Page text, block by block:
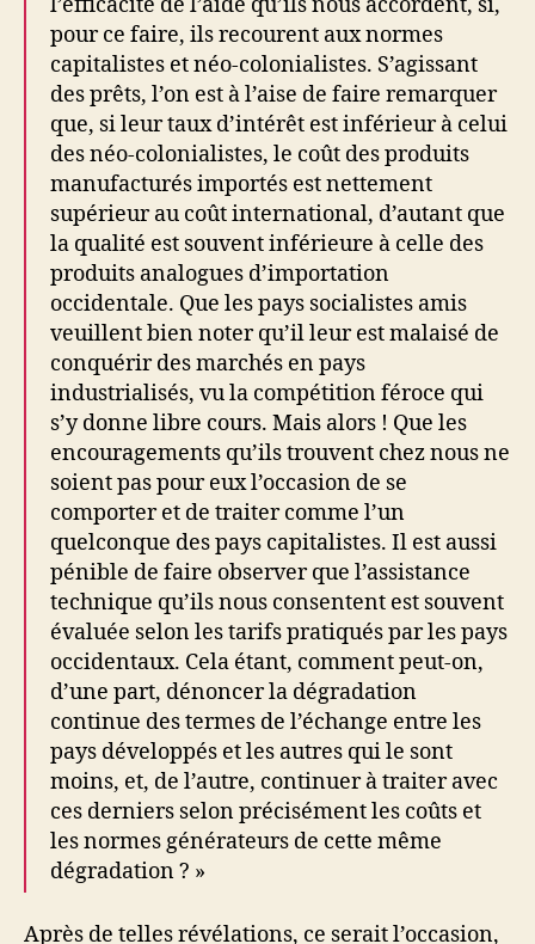
pour ce faire, ils recourent aux normes
capitalistes et néo-colonialistes. S’agissant
des prêts, l’on est à l’aise de faire remarquer
que, si leur taux d’intérêt est inférieur à celui
des néo-colonialistes, le coût des produits
manufacturés importés est nettement
supérieur au coût international, d’autant que
la qualité est souvent inférieure à celle des
produits analogues d’importation
occidentale. Que les pays socialistes amis
veuillent bien noter qu’il leur est malaisé de
conquérir des marchés en pays
industrialisés, vu la compétition féroce qui
s’y donne libre cours. Mais alors ! Que les
encouragements qu’ils trouvent chez nous ne
soient pas pour eux l’occasion de se
comporter et de traiter comme l’un
quelconque des pays capitalistes. Il est aussi
pénible de faire observer que l’assistance
technique qu’ils nous consentent est souvent
évaluée selon les tarifs pratiqués par les pays
occidentaux. Cela étant, comment peut-on,
d’une part, dénoncer la dégradation
continue des termes de l’échange entre les
pays développés et les autres qui le sont
moins, et, de l’autre, continuer à traiter avec
ces derniers selon précisément les coûts et
les normes générateurs de cette même
dégradation ? »
Après de telles révélations, ce serait l’occasion,